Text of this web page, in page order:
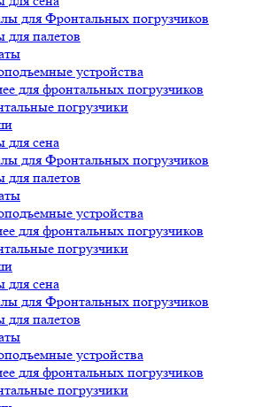
для Фронтальных погрузчиков
для палетов
устройства
для фронтальных погрузчиков
погрузчики
для сена
для Фронтальных погрузчиков
для палетов
устройства
для фронтальных погрузчиков
погрузчики
для сена
для Фронтальных погрузчиков
для палетов
устройства
для фронтальных погрузчиков
погрузчики